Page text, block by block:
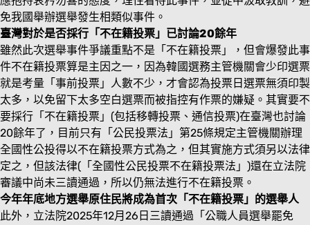
免我國舉辦選舉發生相類似事件。
臺灣對於是否採行「不在籍投票」已討論20餘年
雖然此次選舉事件爭議重點不是「不在籍投票」，但會爆發此事
件不在籍投票算是主因之一，因為韓國選務主管機關會少印選票
就是考量「事前投票」人數不少，才會認為投票日選票無須印製
太多，以免留下太多空白選票而被指控有作票的嫌疑。其實要不
要採行「不在籍投票」(包括移轉投票、通信投票)在臺灣也討論
20餘年了，目前只有「公民投票法」第25條規定主管機關辦理
全國性公投得以不在籍投票方式為之，但其實施方式須另以法律
定之，但該法律(「全國性公民投票不在籍投票法」)還在立法院
審議中尚未三讀通過，所以仍無法進行不在籍投票。
今年年底地方選舉原住民將成為首次「不在籍投票」的選舉人
此外，立法院2025年12月26日三讀通過「公職人員選舉罷免